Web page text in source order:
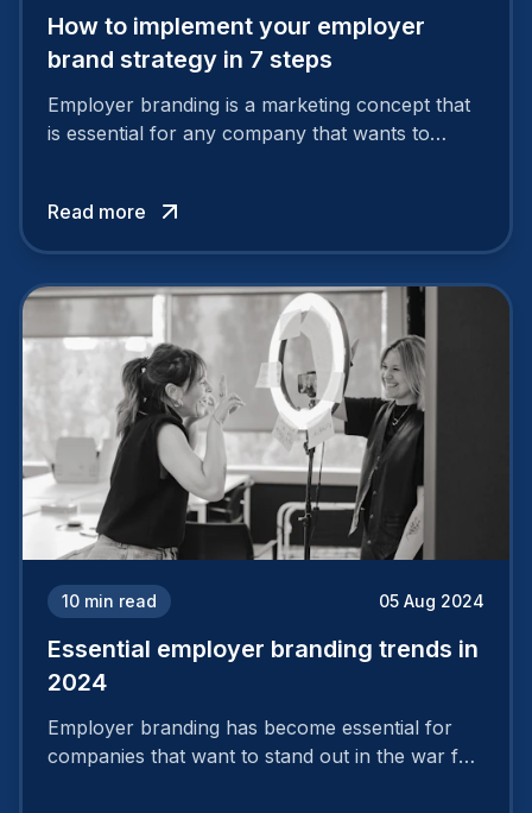
How to implement your employer
brand strategy in 7 steps
Employer branding is a marketing concept that
is essential for any company that wants to
solid and positive employer brand are clear, you
cannot simply wave a magic wand for it to be
Read more
10 min read 05 Aug 2024
Essential employer branding trends in
2024
Employer branding has become essential for
companies that want to stand out in the war for